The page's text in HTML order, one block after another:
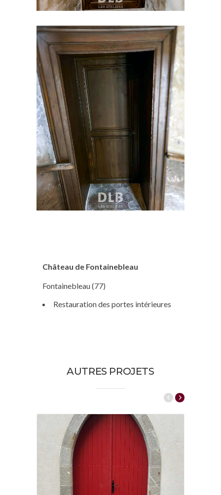
Château de Fontainebleau
Fontainebleau (77)
Restauration des portes intérieures
AUTRES PROJETS